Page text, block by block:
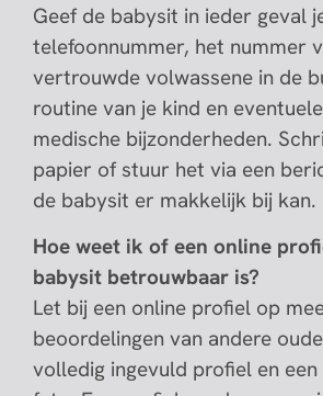
Geef de babysit in ieder geval
telefoonnummer, het nummer
vertrouwde volwassene in de
routine van je kind en
medische bijzonderheden.
papier of stuur het via een
de babysit er makkelijk bij kan.
Hoe weet ik of een online
babysit betrouwbaar is?
Let bij een online profiel op
beoordelingen van andere
volledig ingevuld profiel en